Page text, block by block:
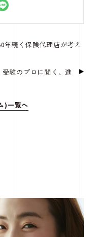
年続く保険代理店が考え
験のプロに聞く、進
)一覧へ